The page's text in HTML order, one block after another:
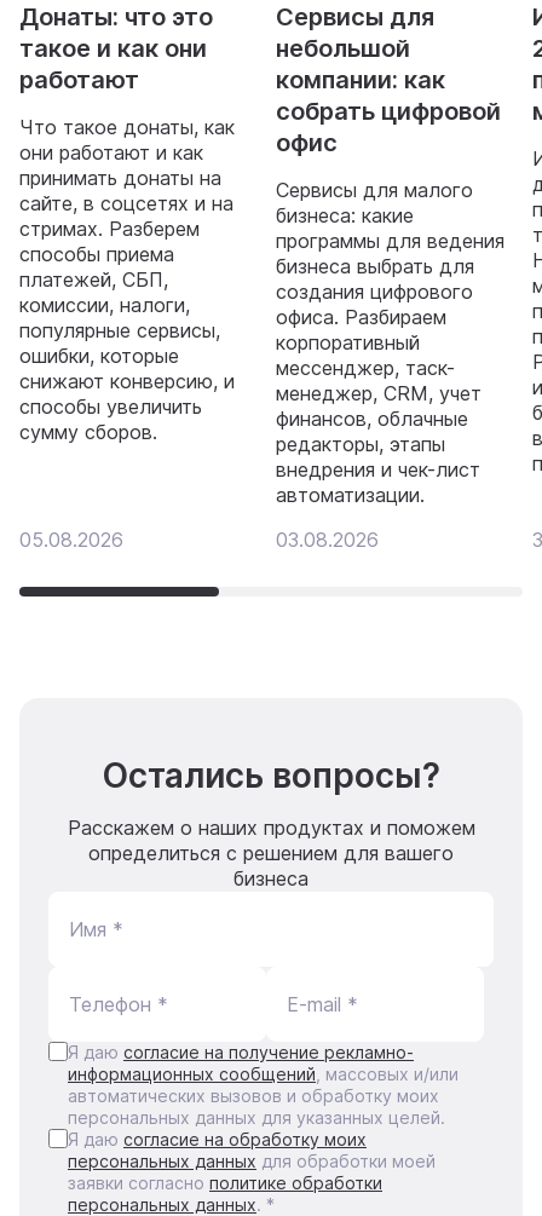
Донаты: что это
такое и как они
работают
Что такое донаты, как
они работают и как
принимать донаты на
сайте, в соцсетях и на
стримах. Разберем
способы приема
платежей, СБП,
комиссии, налоги,
популярные сервисы,
ошибки, которые
снижают конверсию, и
способы увеличить
сумму сборов.
05.08.2026
Сервисы для
небольшой
компании: как
собрать цифровой
офис
Сервисы для малого
бизнеса: какие
программы для ведения
бизнеса выбрать для
создания цифрового
офиса. Разбираем
корпоративный
мессенджер, таск-
менеджер, CRM, учет
финансов, облачные
редакторы, этапы
внедрения и чек-лист
автоматизации.
03.08.2026
Остались вопросы?
Расскажем о наших продуктах и поможем
определиться с решением для вашего
бизнеса
Имя *
Телефон * E-mail *
Я даю согласие на получение рекламно-
информационных сообщений , массовых и/или
автоматических вызовов и обработку моих
персональных данных для указанных целей.
Я даю согласие на обработку моих
персональных данных для обработки моей
заявки согласно политике обработки
персональных данных. *